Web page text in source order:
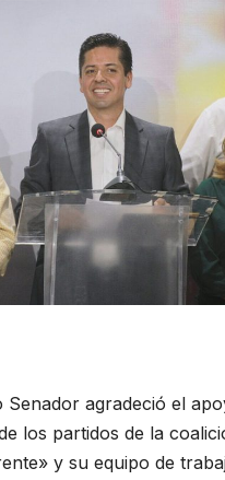
Senador agradeció el
los partidos de la
y su equipo de